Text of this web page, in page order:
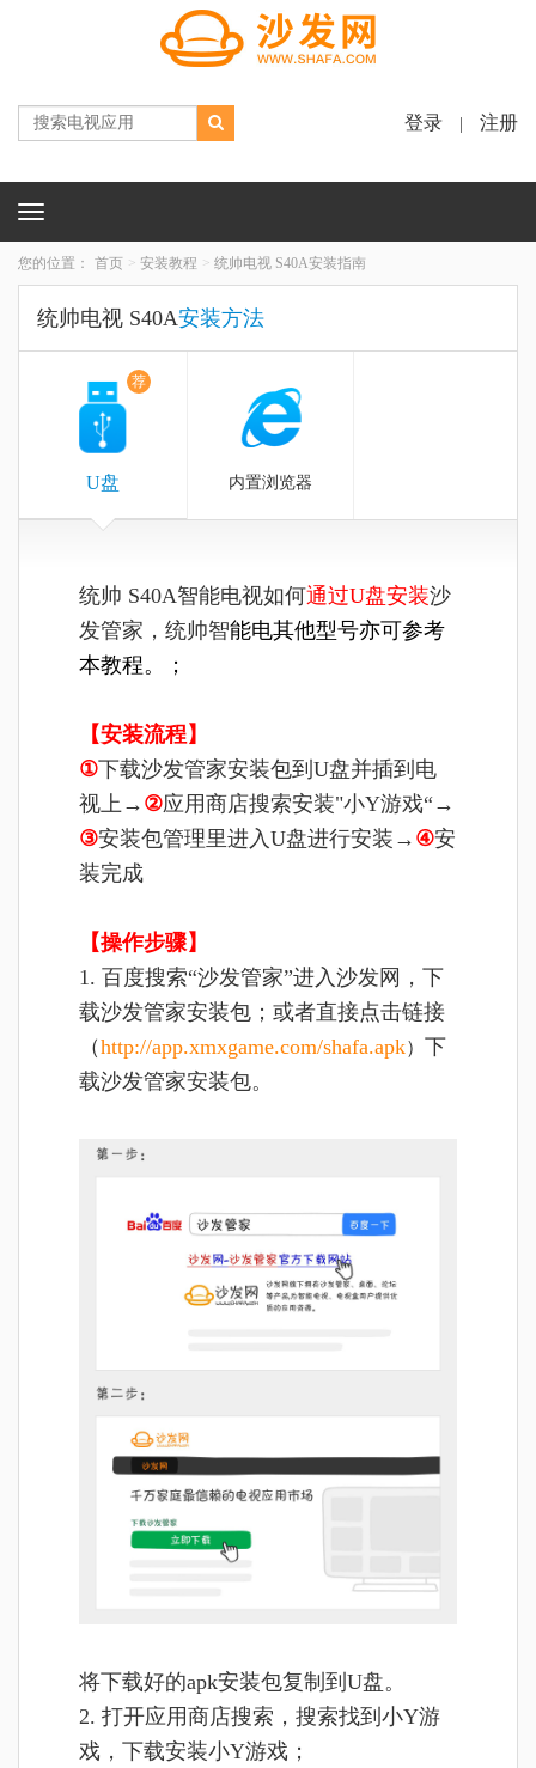
登录 注册
Toggle
您的位置： 首页 安装教程 统帅电视 S40A安装指南
统帅电视 S40A安装方法
荐
U盘 内置浏览器
统帅 S40A智能电视如何通过U盘安装沙
发管家，统帅智能电其他型号亦可参考
本教程。 ；
【安装流程】
①下载沙发管家安装包到U盘并插到电
视上→ ②应用商店搜索安装"小Y游戏“→
③安装包管理里进入U盘进行安装→ ④安
装完成
【操作步骤】
1. 百度搜索“沙发管家”进入沙发网，下
载沙发管家安装包；或者直接点击链接
（http://app.xmxgame.com/shafa.apk） 下
载沙发管家安装包。
将下载好的apk安装包复制到U盘。
2. 打开应用商店搜索，搜索找到小Y游
戏，下载安装小Y游戏；